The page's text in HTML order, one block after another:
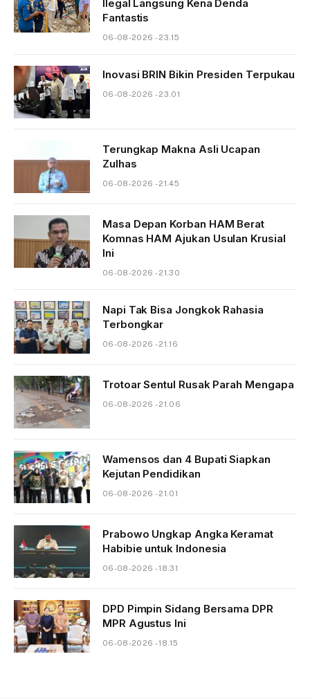
Ilegal Langsung Kena Denda
Fantastis
06-08-2026 - 23.15
Inovasi BRIN Bikin Presiden Terpukau
06-08-2026 - 23.01
Terungkap Makna Asli Ucapan
Zulhas
06-08-2026 - 21.45
Masa Depan Korban HAM Berat
Komnas HAM Ajukan Usulan Krusial
Ini
06-08-2026 - 21.30
Napi Tak Bisa Jongkok Rahasia
Terbongkar
06-08-2026 - 21.16
Trotoar Sentul Rusak Parah Mengapa
06-08-2026 - 21.06
Wamensos dan 4 Bupati Siapkan
Kejutan Pendidikan
06-08-2026 - 21.01
Prabowo Ungkap Angka Keramat
Habibie untuk Indonesia
06-08-2026 - 18.31
DPD Pimpin Sidang Bersama DPR
MPR Agustus Ini
06-08-2026 - 18.15